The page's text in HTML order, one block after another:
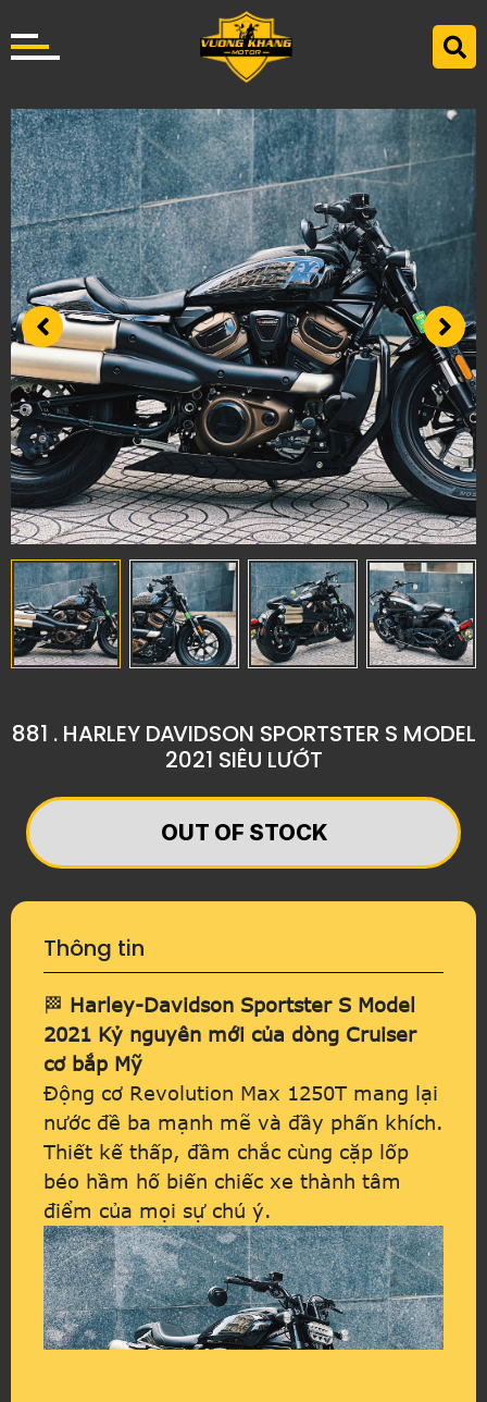
881 . HARLEY DAVIDSON SPORTSTER S MODEL
2021 SIÊU LƯỚT
OUT OF STOCK
Thông tin
🏁 Harley-Davidson Sportster S Model
2021 Kỷ nguyên mới của dòng Cruiser
cơ bắp Mỹ
Động cơ Revolution Max 1250T mang lại
nước đề ba mạnh mẽ và đầy phấn khích.
Thiết kế thấp, đầm chắc cùng cặp lốp
béo hầm hố biến chiếc xe thành tâm
điểm của mọi sự chú ý.